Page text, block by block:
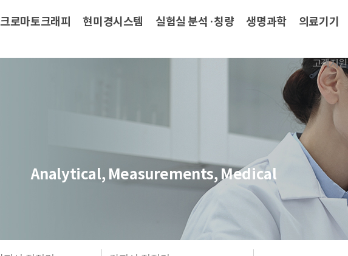
크로마토크래피 현미경시스템 실험실 분석·칭량 생명과학 의료기기
고객지원
Analytical, Measurements, Medical